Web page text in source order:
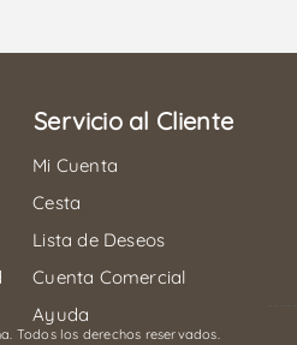
Servicio al Cliente
Mi Cuenta
Cesta
Lista de Deseos
Cuenta Comercial
Ayuda
Todos los derechos reservados.